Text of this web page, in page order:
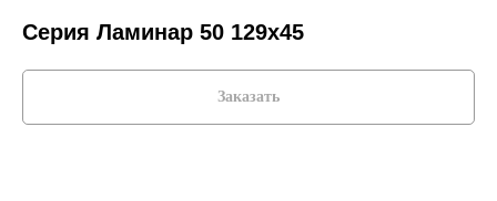
Серия Ламинар 50 129x45
Заказать